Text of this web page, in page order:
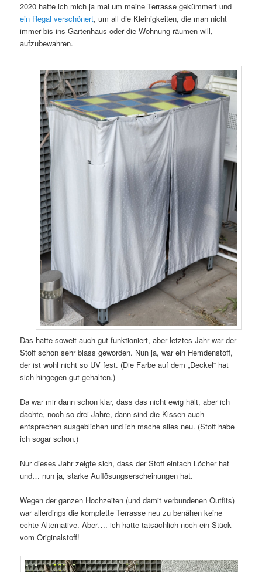
2020 hatte ich mich ja mal um meine Terrasse gekümmert und
ein Regal verschönert, um all die Kleinigkeiten, die man nicht
immer bis ins Gartenhaus oder die Wohnung räumen will,
aufzubewahren.
Das hatte soweit auch gut funktioniert, aber letztes Jahr war der
Stoff schon sehr blass geworden. Nun ja, war ein Hemdenstoff,
der ist wohl nicht so UV fest. (Die Farbe auf dem „Deckel“ hat
sich hingegen gut gehalten.)
Da war mir dann schon klar, dass das nicht ewig hält, aber ich
dachte, noch so drei Jahre, dann sind die Kissen auch
entsprechen ausgeblichen und ich mache alles neu. (Stoff habe
ich sogar schon.)
Nur dieses Jahr zeigte sich, dass der Stoff einfach Löcher hat
und… nun ja, starke Auflösungserscheinungen hat.
Wegen der ganzen Hochzeiten (und damit verbundenen Outfits)
war allerdings die komplette Terrasse neu zu benähen keine
echte Alternative. Aber…. ich hatte tatsächlich noch ein Stück
vom Originalstoff!